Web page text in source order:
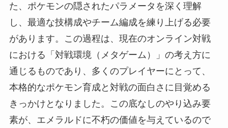
た、ポケモンの隠されたパラメータを深く理解
し、最適な技構成やチーム編成を練り上げる必要
があります。この過程は、現在のオンライン対戦
における「対戦環境（メタゲーム）」の考え方に
通じるものであり、多くのプレイヤーにとって、
本格的なポケモン育成と対戦の面白さに目覚める
きっかけとなりました。この底なしのやり込み要
素が、エメラルドに不朽の価値を与えているので